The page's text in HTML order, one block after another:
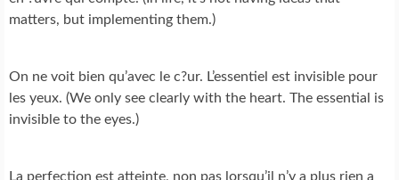
matters, but implementing them.)
On ne voit bien qu’avec le c?ur. L’essentiel est invisible pour
les yeux. (We only see clearly with the heart. The essential is
invisible to the eyes.)
La perfection est atteinte, non pas lorsqu’il n’y a plus rien a